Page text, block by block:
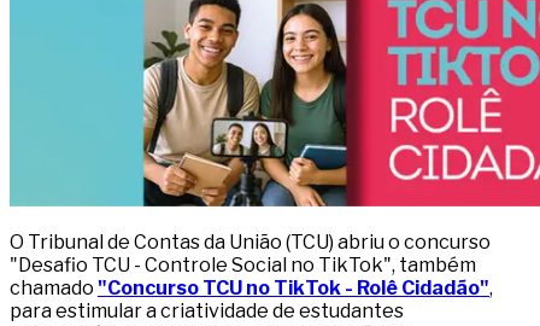
O Tribunal de Contas da União (TCU) abriu o concurso
"Desafio TCU - Controle Social no TikTok", também
chamado "Concurso TCU no TikTok - Rolê Cidadão",
para estimular a criatividade de estudantes